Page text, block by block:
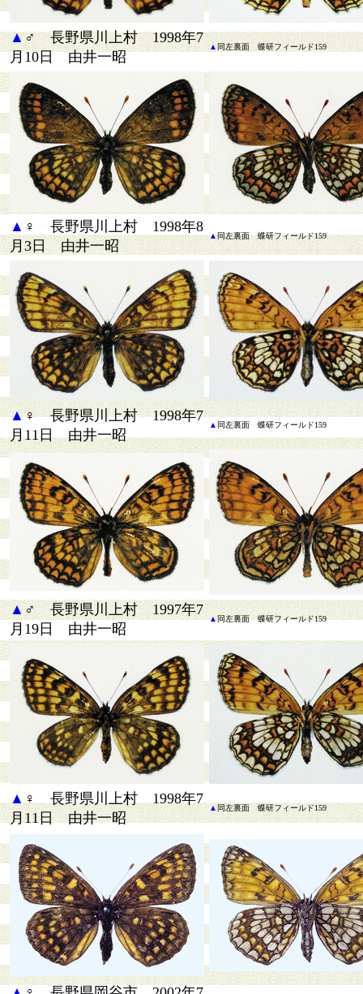
▲ ♂ 長野県川上村 1998年7
月10日 由井一昭
▲ 同左裏面 蝶研フィールド159
▲ ♀ 長野県川上村 1998年8
月3日 由井一昭
▲同左裏面 蝶研フィールド159
▲♀ 長野県川上村 1998年7
月11日 由井一昭
▲ 同左裏面 蝶研フィールド159
▲ ♂ 長野県川上村 1997年7
月19日 由井一昭
▲同左裏面 蝶研フィールド159
▲♀ 長野県川上村 1998年7
月11日 由井一昭
▲ 同左裏面 蝶研フィールド159